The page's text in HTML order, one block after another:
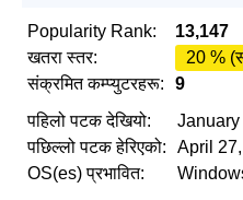
Popularity Rank:
13,147
खतरा स्तर:
20 %
संक्रमित कम्प्युटरहरू:
9
पहिलो पटक देखियो:
पछिल्लो पटक हेरिएको:
April
OS(es) प्रभावित: